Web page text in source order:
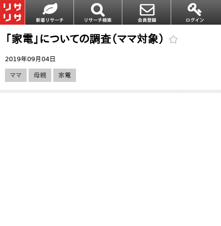
「家電」についての調査（ママ対象）
2019年09月04日
ママ 母親 家電